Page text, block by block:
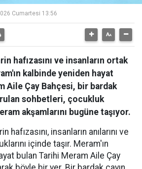
Cumartesi 13:56
hafızasını ve insanların ortak
kalbinde yeniden hayat
Aile Çay Bahçesi, bir bardak
sohbetleri, çocukluk
akşamlarını bugüne taşıyor.
hafızasını, insanların anılarını ve
içinde taşır. Meram'ın
bulan Tarihi Meram Aile Çay